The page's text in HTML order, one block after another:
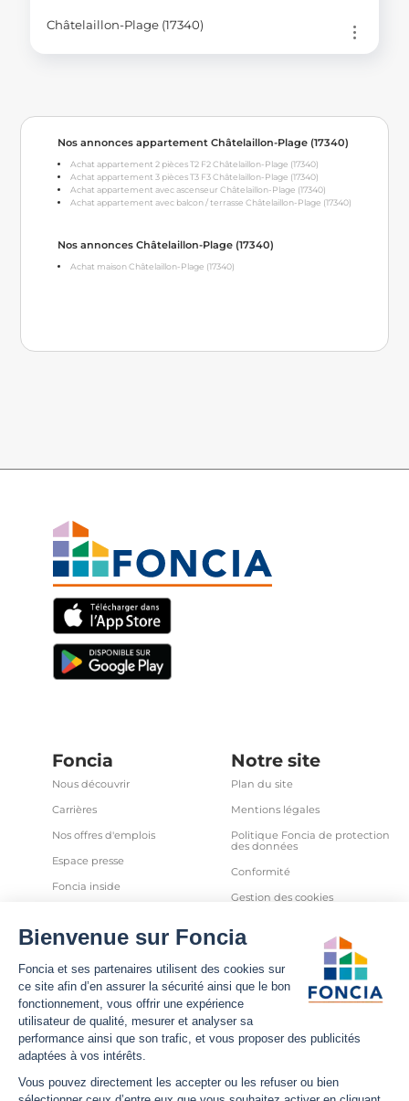
Châtelaillon-Plage (17340)
Nos annonces appartement Châtelaillon-Plage (17340)
Achat appartement 2 pièces T2 F2 Châtelaillon-Plage (17340)
Achat appartement 3 pièces T3 F3 Châtelaillon-Plage (17340)
Achat appartement avec ascenseur Châtelaillon-Plage (17340)
Achat appartement avec balcon / terrasse Châtelaillon-Plage (17340)
Nos annonces Châtelaillon-Plage (17340)
Achat maison Châtelaillon-Plage (17340)
Foncia
Nous découvrir
Carrières
Nos offres d'emplois
Espace presse
Foncia inside
Partenaires
Notre site
Plan du site
Mentions légales
Politique Foncia de protection
des données
Conformité
Gestion des cookies
et autres traceurs
Sécurité informatique
Déclaration d'accessibilité
Infos utiles
Nous contacter
Trouver une agence
Nous suivre
X